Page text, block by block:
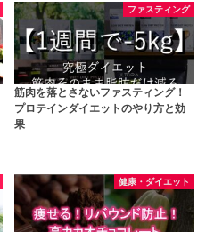
ファスティング
筋肉を落とさないファスティング！
プロテインダイエットのやり方と効
果
健康・ダイエット